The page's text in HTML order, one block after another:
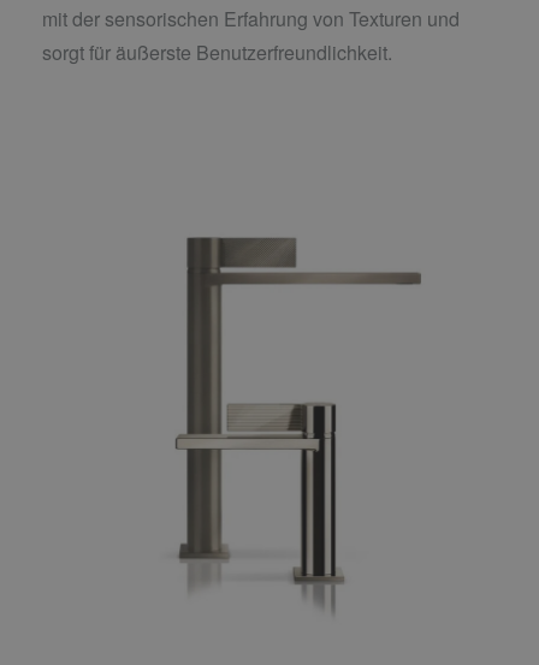
mit der sensorischen Erfahrung von Texturen und
sorgt für äußerste Benutzerfreundlichkeit.